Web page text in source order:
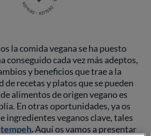
la comida vegana se ha puesto
conseguido cada vez más adeptos,
y beneficios que trae a la
de recetas y platos que se pueden
alimentos de origen vegano es
En otras oportunidades, ya os
ingredientes veganos clave, tales
tempeh.Aquí os vamos a presentar